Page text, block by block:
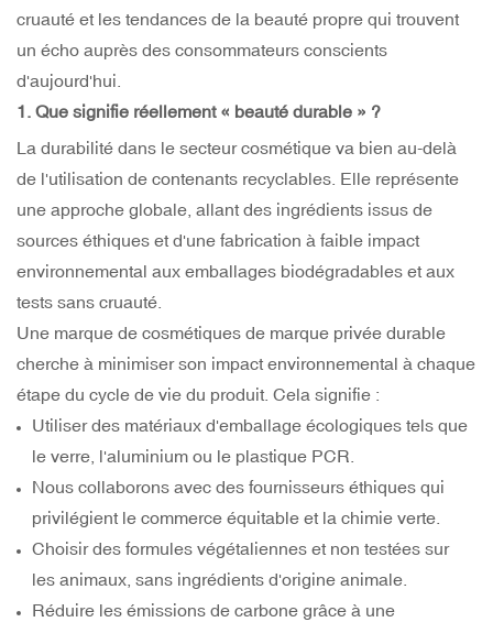
cruauté et les tendances de la beauté propre qui trouvent
un écho auprès des consommateurs conscients
d'aujourd'hui.
1. Que signifie réellement « beauté durable » ?
La durabilité dans le secteur cosmétique va bien au-delà
de l'utilisation de contenants recyclables. Elle représente
une approche globale, allant des ingrédients issus de
sources éthiques et d'une fabrication à faible impact
environnemental aux emballages biodégradables et aux
tests sans cruauté.
Une marque de cosmétiques de marque privée durable
cherche à minimiser son impact environnemental à chaque
étape du cycle de vie du produit. Cela signifie :
Utiliser des matériaux d'emballage écologiques tels que
le verre, l'aluminium ou le plastique PCR.
Nous collaborons avec des fournisseurs éthiques qui
privilégient le commerce équitable et la chimie verte.
Choisir des formules végétaliennes et non testées sur
les animaux, sans ingrédients d'origine animale.
Réduire les émissions de carbone grâce à une